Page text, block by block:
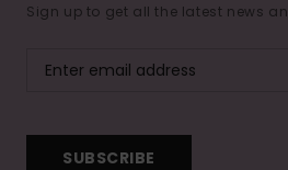
Sign up to get all the latest news
SUBSCRIBE